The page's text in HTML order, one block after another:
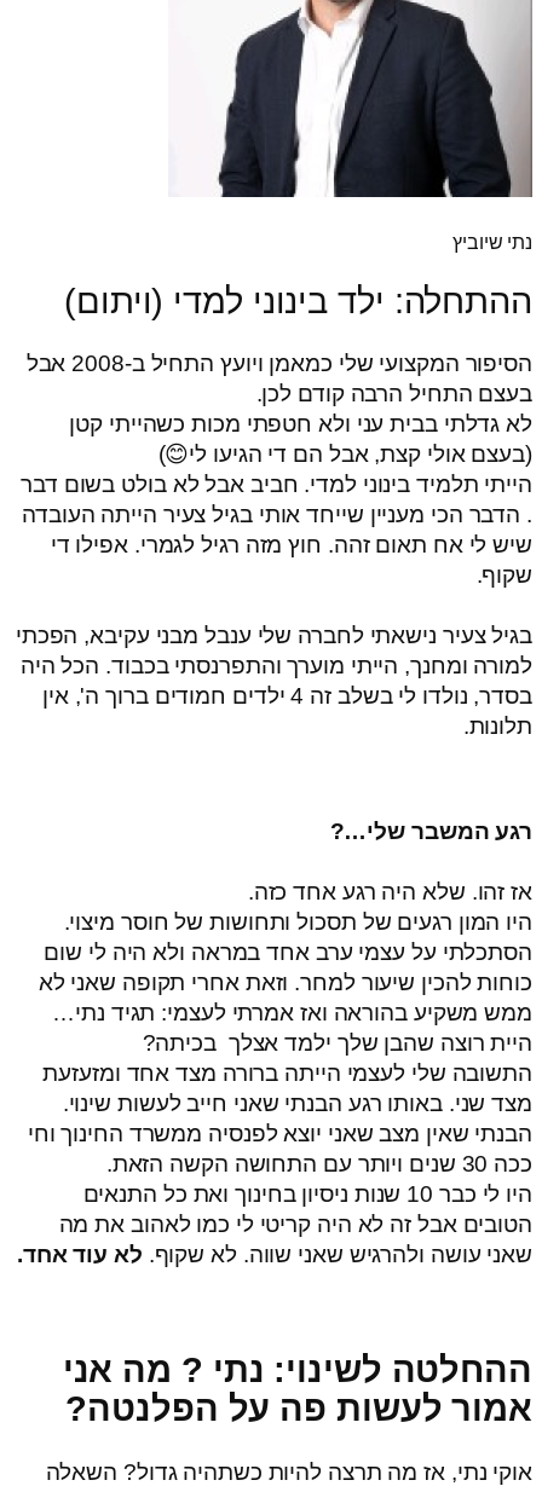
נתי שיוביץ
ההתחלה: ילד בינוני למדי (ויתום)
הסיפור המקצועי שלי כמאמן ויועץ התחיל ב-2008 אבל
בעצם התחיל הרבה קודם לכן.
לא גדלתי בבית עני ולא חטפתי מכות כשהייתי קטן
(בעצם אולי קצת, אבל הם די הגיעו לי😊)
הייתי תלמיד בינוני למדי. חביב אבל לא בולט בשום דבר
. הדבר הכי מעניין שייחד אותי בגיל צעיר הייתה העובדה
שיש לי אח תאום זהה. חוץ מזה רגיל לגמרי. אפילו די
שקוף.
בגיל צעיר נישאתי לחברה שלי ענבל מבני עקיבא, הפכתי
למורה ומחנך, הייתי מוערך והתפרנסתי בכבוד. הכל היה
בסדר, נולדו לי בשלב זה 4 ילדים חמודים ברוך ה', אין
תלונות.
רגע המשבר שלי…?
אז זהו. שלא היה רגע אחד כזה.
היו המון רגעים של תסכול ותחושות של חוסר מיצוי.
הסתכלתי על עצמי ערב אחד במראה ולא היה לי שום
כוחות להכין שיעור למחר. וזאת אחרי תקופה שאני לא
ממש משקיע בהוראה ואז אמרתי לעצמי: תגיד נתי…
היית רוצה שהבן שלך ילמד אצלך בכיתה?
התשובה שלי לעצמי הייתה ברורה מצד אחד ומזעזעת
מצד שני. באותו רגע הבנתי שאני חייב לעשות שינוי.
הבנתי שאין מצב שאני יוצא לפנסיה ממשרד החינוך וחי
ככה 30 שנים ויותר עם התחושה הקשה הזאת.
היו לי כבר 10 שנות ניסיון בחינוך ואת כל התנאים
הטובים אבל זה לא היה קריטי לי כמו לאהוב את מה
שאני עושה ולהרגיש שאני שווה. לא שקוף. לא עוד אחד.
ההחלטה לשינוי: נתי ? מה אני
אמור לעשות פה על הפלנטה?
אוקי נתי, אז מה תרצה להיות כשתהיה גדול? השאלה